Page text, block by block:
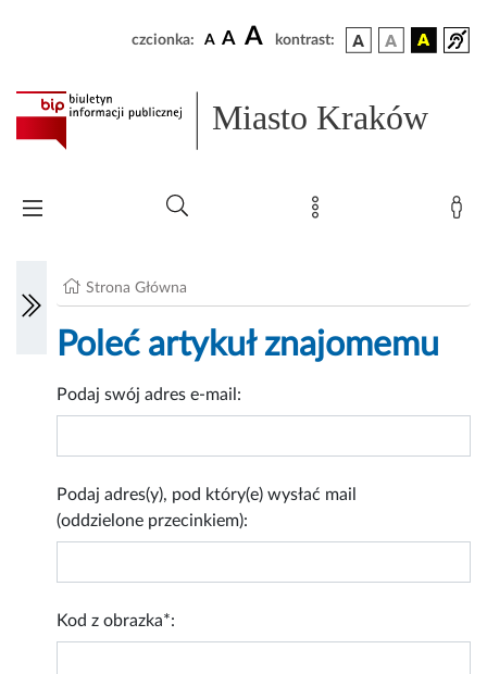
czcionka: A A A kontrast:
Miasto Kraków
Strona Główna
Poleć artykuł znajomemu
Podaj swój adres e-mail:
Podaj adres(y), pod który(e) wysłać mail
(oddzielone przecinkiem):
Kod z obrazka*: